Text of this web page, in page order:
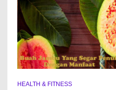
HEALTH & FITNESS